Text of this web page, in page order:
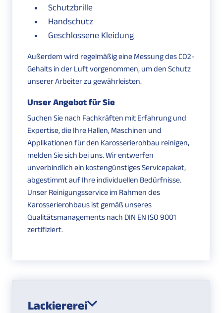
Schutzbrille
Handschutz
Geschlossene Kleidung
Außerdem wird regelmäßig eine Messung des CO2-
Gehalts in der Luft vorgenommen, um den Schutz
unserer Arbeiter zu gewährleisten.
Unser Angebot für Sie
Suchen Sie nach Fachkräften mit Erfahrung und
Expertise, die Ihre Hallen, Maschinen und
Applikationen für den Karosserierohbau reinigen,
melden Sie sich bei uns. Wir entwerfen
unverbindlich ein kostengünstiges Servicepaket,
abgestimmt auf Ihre individuellen Bedürfnisse.
Unser Reinigungsservice im Rahmen des
Karosserierohbaus ist gemäß unseres
Qualitätsmanagements nach DIN EN ISO 9001
zertifiziert.
Lackiererei